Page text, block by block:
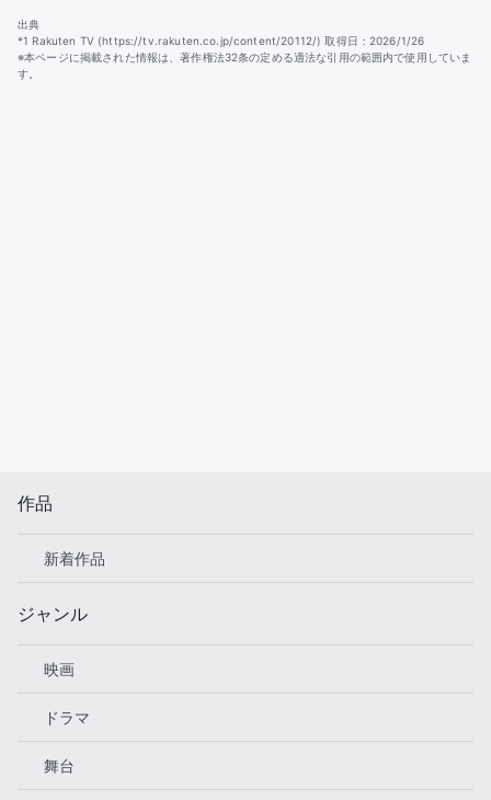
出典
*1 Rakuten TV (https://tv.rakuten.co.jp/content/20112/) 取得日：2026/1/26
※本ページに掲載された情報は、著作権法32条の定める適法な引用の範囲内で使用していま
す。
作品
新着作品
ジャンル
映画
ドラマ
舞台